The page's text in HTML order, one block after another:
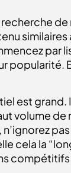
est
volume
cela la